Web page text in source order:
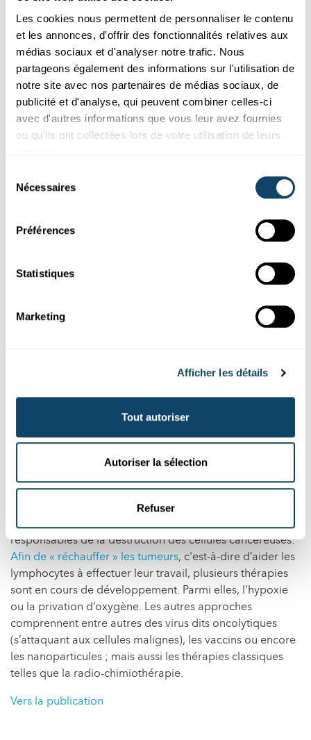
Les cookies nous permettent de personnaliser le contenu
et les annonces, d'offrir des fonctionnalités relatives aux
médias sociaux et d'analyser notre trafic. Nous
partageons également des informations sur l'utilisation de
notre site avec nos partenaires de médias sociaux, de
publicité et d'analyse, qui peuvent combiner celles-ci
avec d'autres informations que vous leur avez fournies
ou qu'ils ont collectées lors de votre utilisation de leurs
Nécessaires
Préférences
Statistiques
Marketing
Afficher les détails
Tout autoriser
Autoriser la sélection
Refuser
médicale et finalement des tests de polysomnographie.
Les premiers participants ont terminé toutes les étapes
de l'étude et pourraient désormais bénéficier d'un accès
précoce aux traitements existants, ainsi qu’à de futurs
essais cliniques visant à prévenir la progression de la
neurodégénérescence.
Vers le communiqué de presse
Vaincre les méthodes de défense
„réchauffer“ les tumeurs
Luxembourg Institute of Health (LIH)
L’immunothérapie est porteuse d’espoir et de guérison
mieux comprendre les raisons de cet échec et se pencher
sur les solutions, une équipe de chercheurs a publié un
bilan situationnel complet sur les mécanismes de défense
système immunitaire et les stratégies thérapeutiques
Une tumeur est dite « froide » lorsqu’elle se rend
inaccessible à notre système immunitaire : aucun
lymphocyte T ne peut l’infiltrer. Or les lymphocytes T sont
responsables de la destruction des cellules cancéreuses.
Afin de « réchauffer » les tumeurs, c'est-à-dire d’aider les
lymphocytes à effectuer leur travail, plusieurs thérapies
sont en cours de développement. Parmi elles, l'hypoxie
ou la privation d‘oxygène. Les autres approches
comprennent entre autres des virus dits oncolytiques
(s’attaquant aux cellules malignes), les vaccins ou encore
les nanoparticules ; mais aussi les thérapies classiques
telles que la radio-chimiothérapie.
Vers la publication